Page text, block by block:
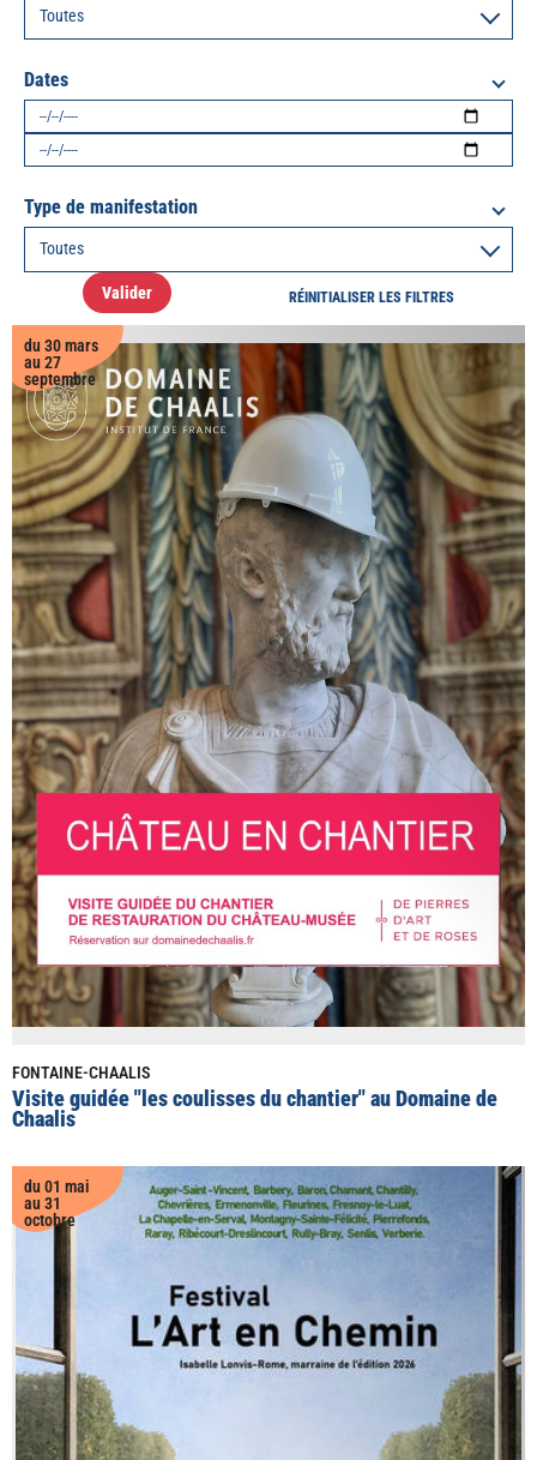
Dates
Type de manifestation
Valider RÉINITIALISER LES FILTRES
du 30 mars
au 27
septembre
FONTAINE-CHAALIS
Visite guidée "les coulisses du chantier" au Domaine de
Chaalis
du 01 mai
au 31
octobre